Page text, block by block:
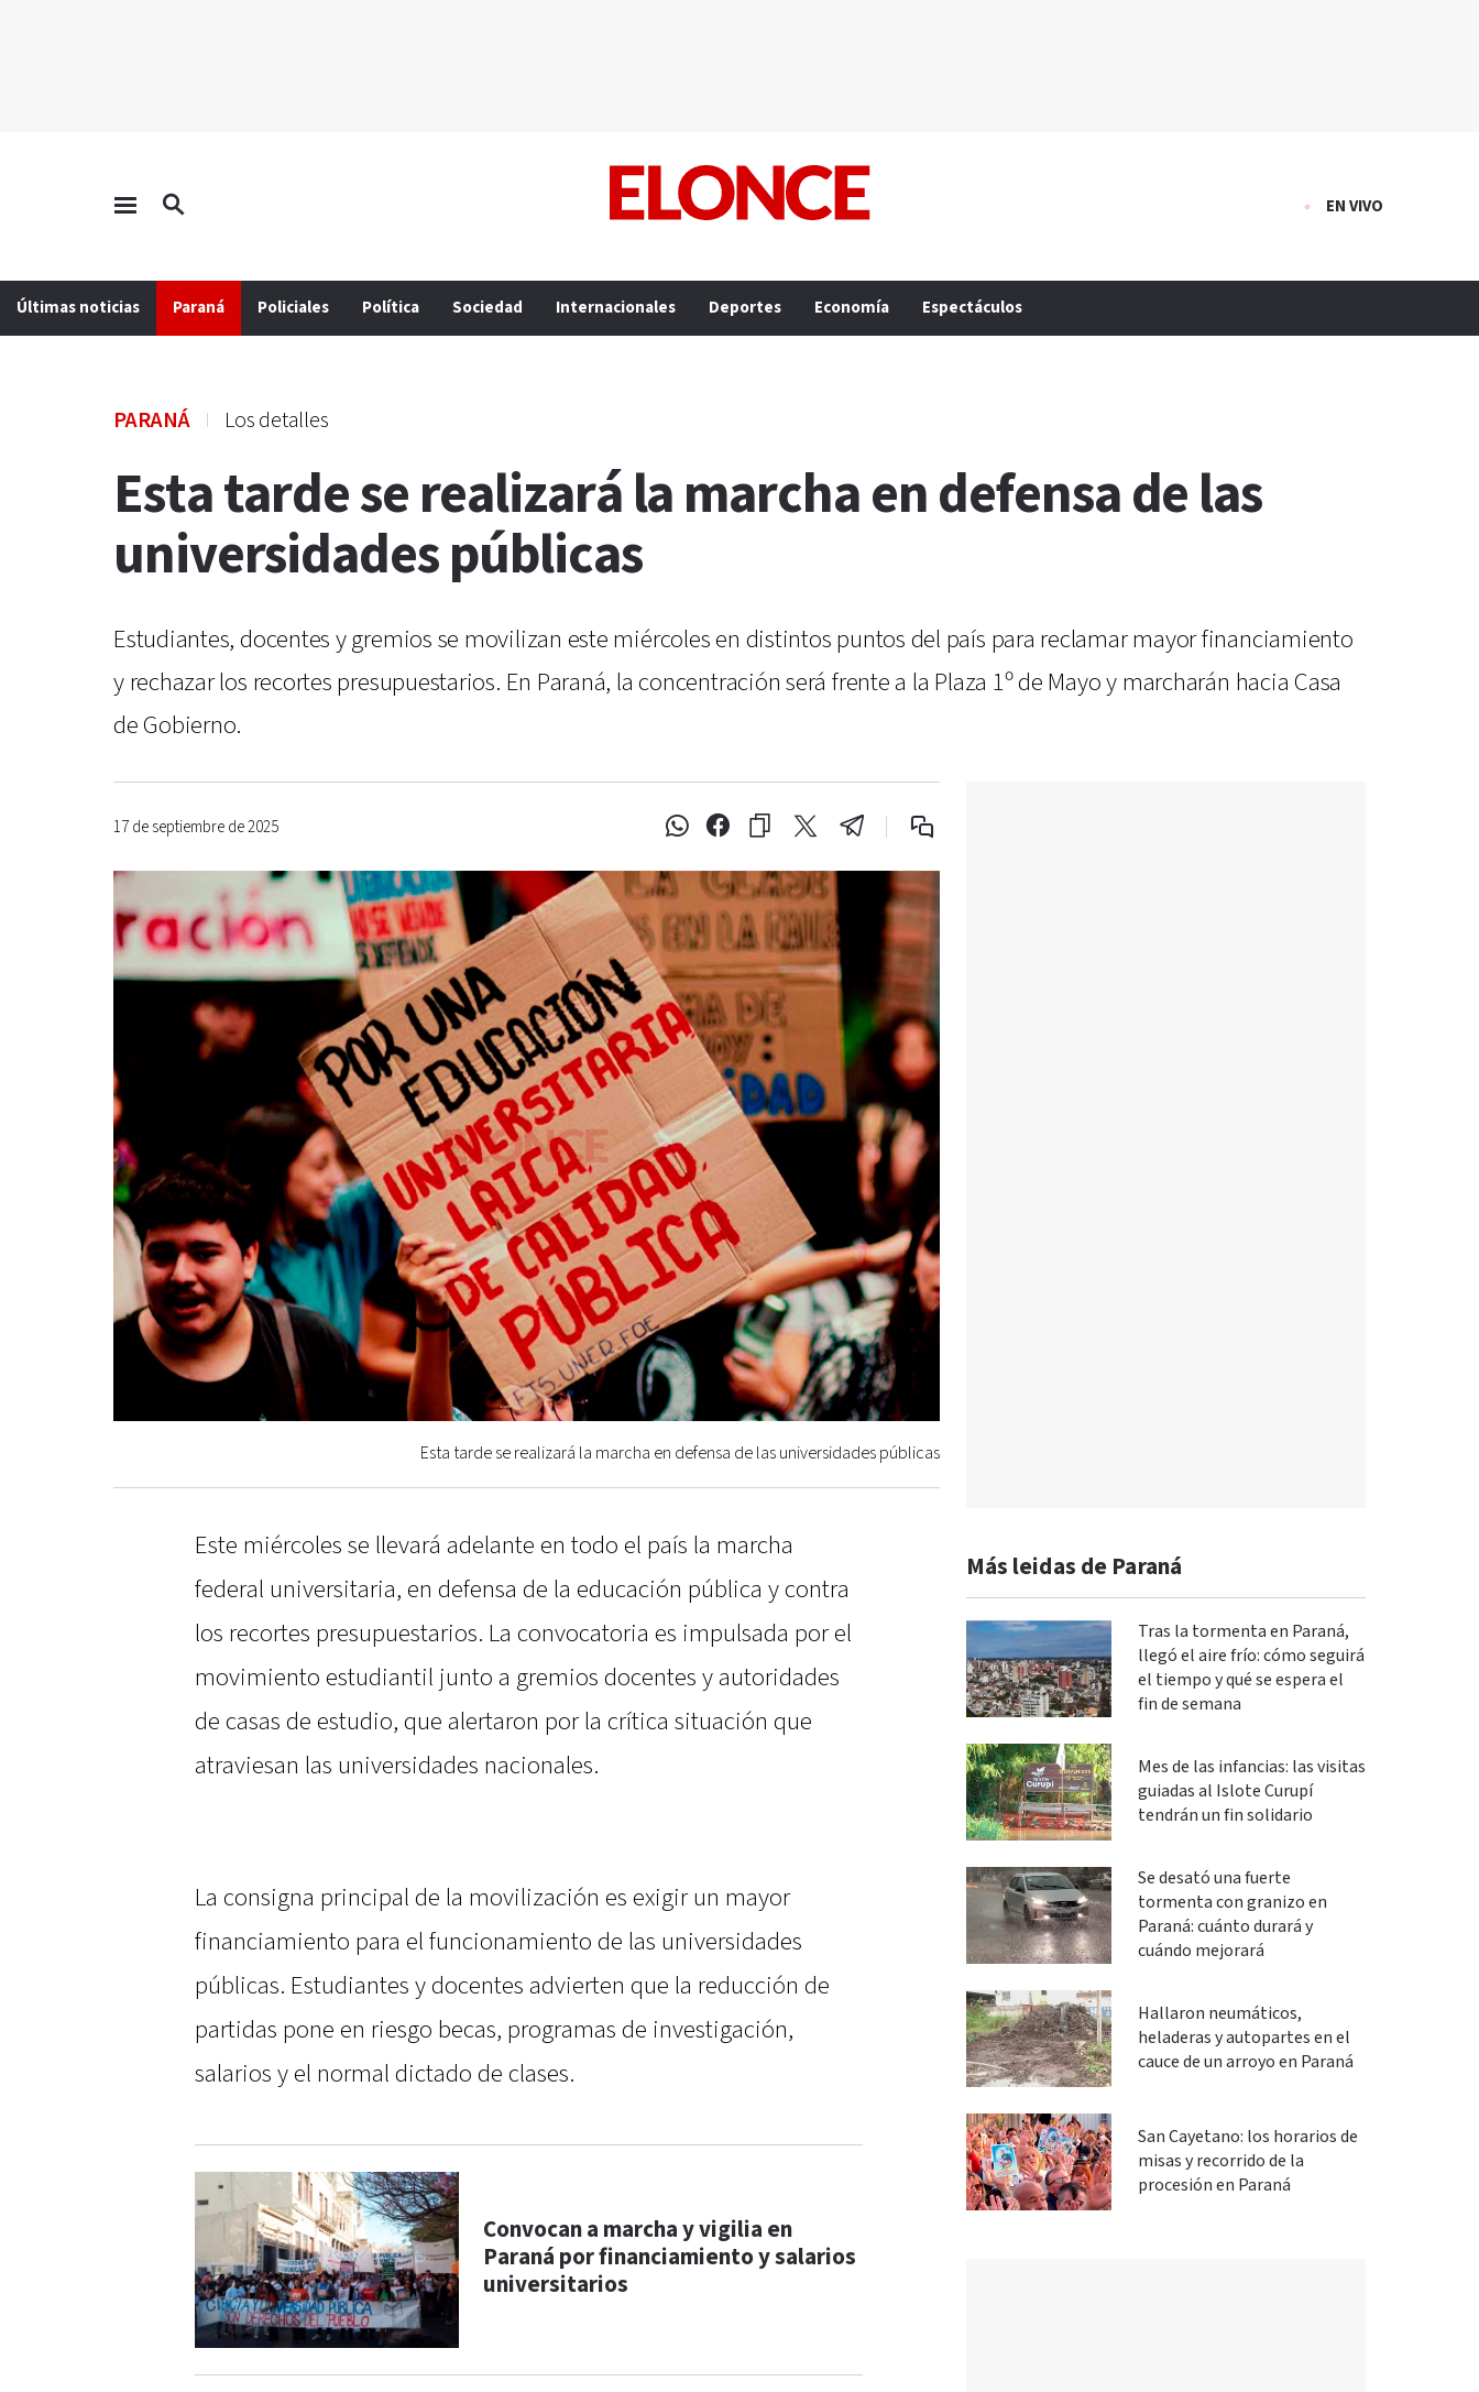
EN VIVO
Últimas noticias Paraná Policiales Política Sociedad Internacionales Deportes Economía Espectáculos
PARANÁ Los detalles
Esta tarde se realizará la marcha en defensa de las
universidades públicas
Estudiantes, docentes y gremios se movilizan este miércoles en distintos puntos del país para reclamar mayor financiamiento
y rechazar los recortes presupuestarios. En Paraná, la concentración será frente a la Plaza 1º de Mayo y marcharán hacia Casa
de Gobierno.
17 de septiembre de 2025
Esta tarde se realizará la marcha en defensa de las universidades públicas
Este miércoles se llevará adelante en todo el país la marcha
federal universitaria, en defensa de la educación pública y contra
los recortes presupuestarios. La convocatoria es impulsada por el
movimiento estudiantil junto a gremios docentes y autoridades
de casas de estudio, que alertaron por la crítica situación que
atraviesan las universidades nacionales.
La consigna principal de la movilización es exigir un mayor
financiamiento para el funcionamiento de las universidades
públicas. Estudiantes y docentes advierten que la reducción de
partidas pone en riesgo becas, programas de investigación,
salarios y el normal dictado de clases.
Convocan a marcha y vigilia en
Paraná por financiamiento y salarios
universitarios
Más leidas de Paraná
Tras la tormenta en Paraná,
llegó el aire frío: cómo seguirá
el tiempo y qué se espera el
fin de semana
Mes de las infancias: las visitas
guiadas al Islote Curupí
tendrán un fin solidario
Se desató una fuerte
tormenta con granizo en
Paraná: cuánto durará y
cuándo mejorará
Hallaron neumáticos,
heladeras y autopartes en el
cauce de un arroyo en Paraná
San Cayetano: los horarios de
misas y recorrido de la
procesión en Paraná